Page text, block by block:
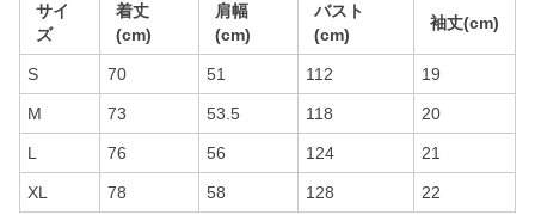
サイ
ズ
着丈
(cm)
肩幅
(cm)
バスト
(cm)
袖丈(cm)
S 70 51 112 19
M 73 53.5 118 20
L 76 56 124 21
XL 78 58 128 22